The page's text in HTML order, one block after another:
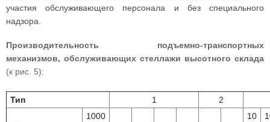
участия обслуживающего персонала и без специального
надзора.
Производительность подъемно-транспортных
механизмов, обслуживающих стеллажи высотного склада
(к рис. 5):
Тип 1 2
1000 10